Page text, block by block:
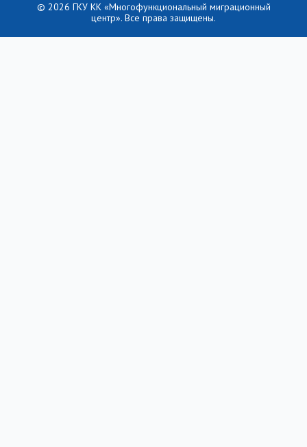
© 2026 ГКУ КК «Многофункциональный миграционный
центр». Все права защищены.